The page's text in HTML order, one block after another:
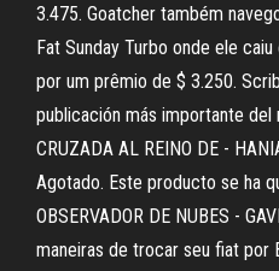
3.475. Goatcher também
Fat Sunday Turbo onde ele
por um prêmio de $ 3.250.
publicación más importante del
CRUZADA AL REINO DE -
Agotado. Este producto se ha
OBSERVADOR DE NUBES -
maneiras de trocar seu fiat por